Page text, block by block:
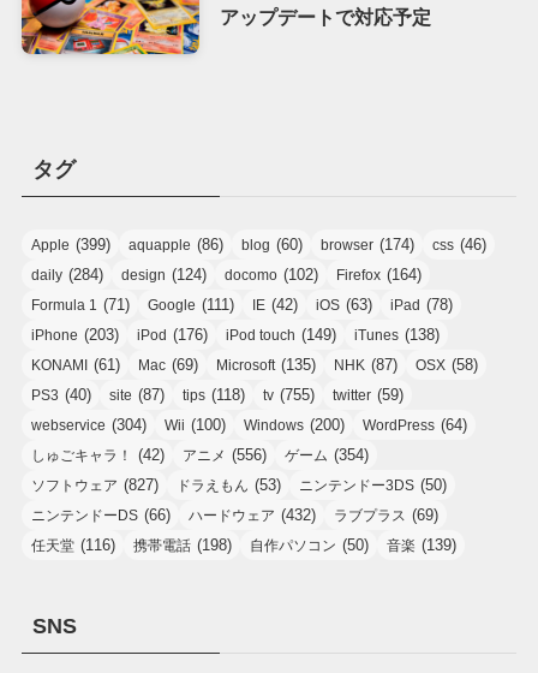
アップデートで対応予定
タグ
Apple (399) aquapple (86) blog (60) browser (174) css (46)
daily (284) design (124) docomo (102) Firefox (164)
Formula 1 (71) Google (111) IE (42) iOS (63) iPad (78)
iPhone (203) iPod (176) iPod touch (149) iTunes (138)
KONAMI (61) Mac (69) Microsoft (135) NHK (87) OSX (58)
PS3 (40) site (87) tips (118) tv (755) twitter (59)
webservice (304) Wii (100) Windows (200) WordPress (64)
しゅごキャラ！ (42) アニメ (556) ゲーム (354)
ソフトウェア (827) ドラえもん (53) ニンテンドー3DS (50)
ニンテンドーDS (66) ハードウェア (432) ラブプラス (69)
任天堂 (116) 携帯電話 (198) 自作パソコン (50) 音楽 (139)
SNS